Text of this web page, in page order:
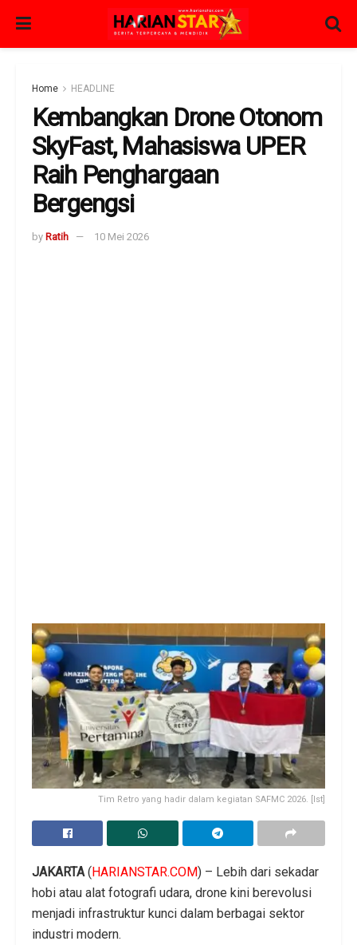
Home HEADLINE
Kembangkan Drone Otonom
SkyFast, Mahasiswa UPER
Raih Penghargaan
Bergengsi
by Ratih 10 Mei 2026
Tim Retro yang hadir dalam kegiatan SAFMC 2026. [Ist]
JAKARTA (HARIANSTAR.COM) – Lebih dari sekadar
hobi atau alat fotografi udara, drone kini berevolusi
menjadi infrastruktur kunci dalam berbagai sektor
industri modern.